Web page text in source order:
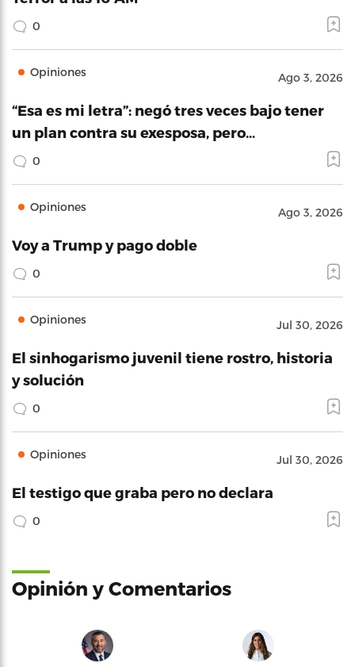
0
Opiniones Ago 3, 2026
“Esa es mi letra”: negó tres veces bajo tener
un plan contra su exesposa, pero…
0
Opiniones Ago 3, 2026
Voy a Trump y pago doble
0
Opiniones Jul 30, 2026
El sinhogarismo juvenil tiene rostro, historia
y solución
0
Opiniones Jul 30, 2026
El testigo que graba pero no declara
0
Opinión y Comentarios